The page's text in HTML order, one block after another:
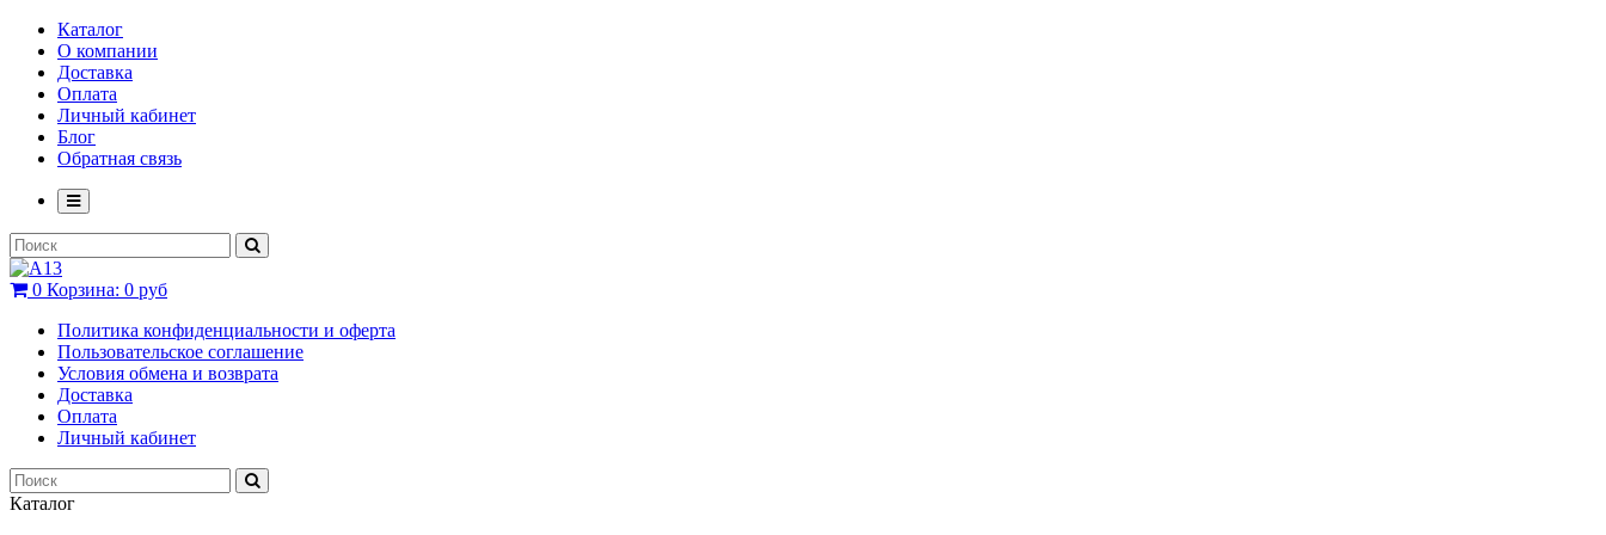
Каталог
О компании
Доставка
Оплата
Личный кабинет
Блог
Обратная связь
0 Корзина: 0 руб
Политика конфиденциальности и оферта
Пользовательское соглашение
Условия обмена и возврата
Доставка
Оплата
Личный кабинет
Каталог